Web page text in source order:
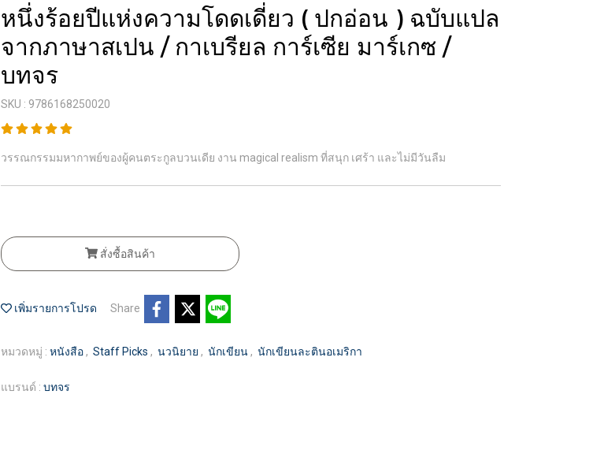
หนึ่งร้อยปีแห่งความโดดเดี่ยว ( ปกอ่อน ) ฉบับแปล
จากภาษาสเปน / กาเบรียล การ์เซีย มาร์เกซ /
บทจร
SKU : 9786168250020
วรรณกรรมมหากาพย์ของผู้คนตระกูลบวนเดีย งาน magical realism ที่สนุก เศร้า และไม่มีวันลืม
สั่งซื้อสินค้า
เพิ่มรายการโปรด Share
หมวดหมู่ : หนังสือ , Staff Picks , นวนิยาย , นักเขียน , นักเขียนละตินอเมริกา
แบรนด์ : บทจร